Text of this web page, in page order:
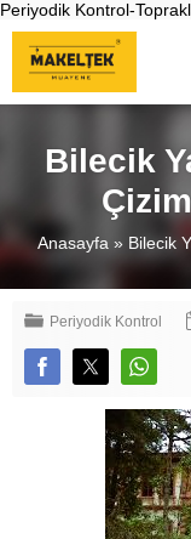
Periyodik Kontrol-
Bilecik
Anasayfa » Bilecik
Periyodik Kontrol